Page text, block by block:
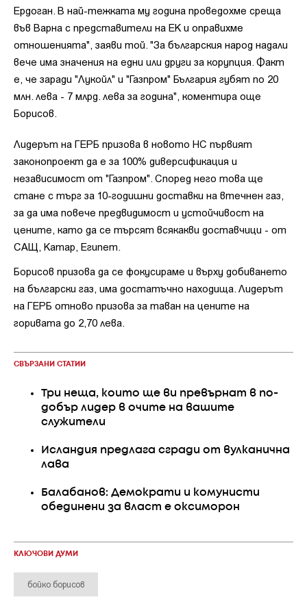
Ердоган. В най-тежката му година проведохме среща
във Варна с представители на ЕК и оправихме
отношенията", заяви той. "За българския народ надали
вече има значения на едни или други за корупция. Факт
е, че заради "Лукойл" и "Газпром" България губят по 20
млн. лева - 7 млрд. лева за година", коментира още
Борисов.
Лидерът на ГЕРБ призова в новото НС първият
законопроект да е за 100% диверсификация и
независимост от "Газпром". Според него това ще
стане с търг за 10-годишни доставки на втечнен газ,
за да има повече предвидимост и устойчивост на
цените, като да се търсят всякакви доставчици - от
САЩ, Катар, Египет.
Борисов призова да се фокусираме и върху добиването
на български газ, има достатъчно находища. Лидерът
на ГЕРБ отново призова за таван на цените на
горивата до 2,70 лева.
СВЪРЗАНИ СТАТИИ
Три неща, които ще ви превърнат в по-
добър лидер в очите на вашите
служители
Исландия предлага сгради от вулканична
лава
Балабанов: Демократи и комунисти
обединени за власт е оксиморон
КЛЮЧОВИ ДУМИ
бойко борисов